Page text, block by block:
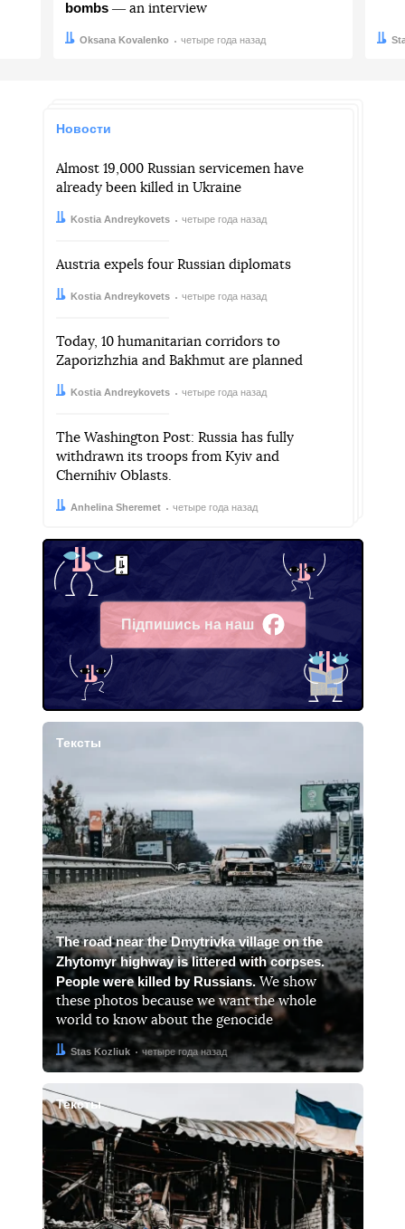
bombs ― an interview
Автор:
Oksana Kovalenko
Дата: четыре года назад Дата:
Новости
Almost 19,000 Russian servicemen have
already been killed in Ukraine
Автор:Kostia Andreykovets
Дата: четыре года назад
Austria expels four Russian diplomats
Автор:Kostia Andreykovets
Дата: четыре года назад
Today, 10 humanitarian corridors to
Zaporizhzhia and Bakhmut are planned
Автор:Kostia Andreykovets
Дата: четыре года назад
The Washington Post: Russia has fully
withdrawn its troops from Kyiv and
Chernihiv Oblasts.
Автор:
Anhelina Sheremet
Дата: четыре года назад
Підпишись на наш
Facebook
Тексты
The road near the Dmytrivka village on the
Zhytomyr highway is littered with corpses.
People were killed by Russians.We show
these photos because we want the whole
world to know about the genocide
Автор:
Stas Kozliuk
Дата: четыре года назад
Тексты